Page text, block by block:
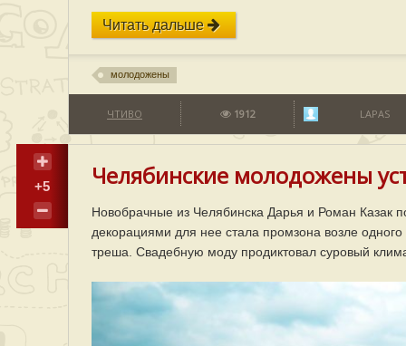
Читать дальше
молодожены
ЧТИВО 1912 LAPAS
+5 Челябинские молодожены
Новобрачные из Челябинска Дарья и Роман Казак
декорациями для нее стала промзона возле
треша. Свадебную моду продиктовал суровый